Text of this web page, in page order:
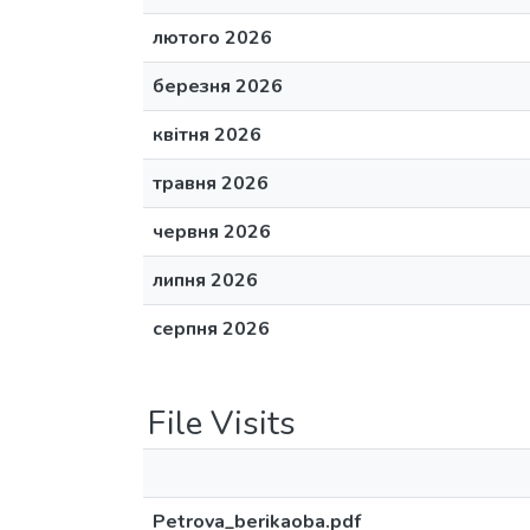
лютого 2026
березня 2026
квітня 2026
травня 2026
червня 2026
липня 2026
серпня 2026
File Visits
Petrova_berikaoba.pdf